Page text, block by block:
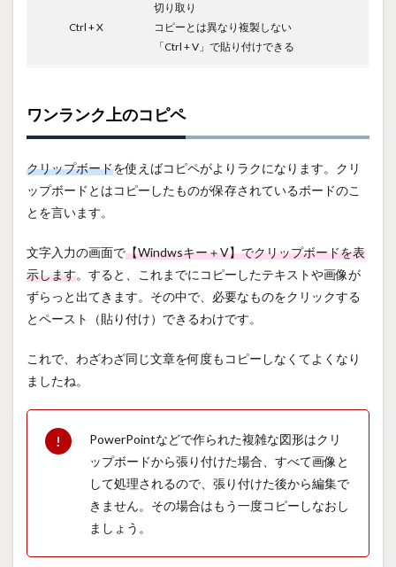
Ctrl + X
切り取り
コピーとは異なり複製しない
「Ctrl + V」で貼り付けできる
ワンランク上のコピペ
クリップボードを使えばコピペがよりラクになります。クリ
ップボードとはコピーしたものが保存されているボードのこ
とを言います。
文字入力の画面で【Windwsキー＋V】でクリップボードを表
示します。すると、これまでにコピーしたテキストや画像が
ずらっと出てきます。その中で、必要なものをクリックする
とペースト（貼り付け）できるわけです。
これで、わざわざ同じ文章を何度もコピーしなくてよくなり
ましたね。
PowerPointなどで作られた複雑な図形はクリ
ップボードから張り付けた場合、すべて画像と
して処理されるので、張り付けた後から編集で
きません。その場合はもう一度コピーしなおし
ましょう。